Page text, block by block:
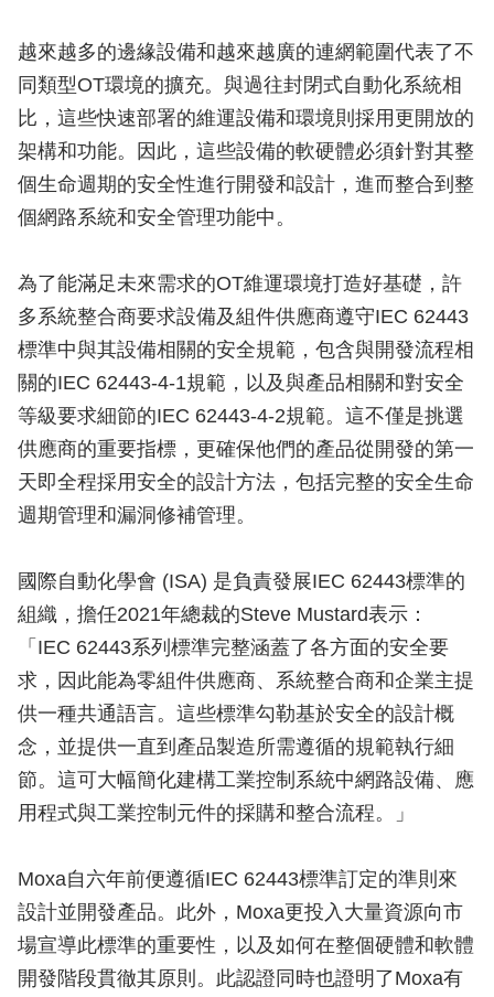
越來越多的邊緣設備和越來越廣的連網範圍代表了不
同類型OT環境的擴充。與過往封閉式自動化系統相
比，這些快速部署的維運設備和環境則採用更開放的
架構和功能。因此，這些設備的軟硬體必須針對其整
個生命週期的安全性進行開發和設計，進而整合到整
個網路系統和安全管理功能中。
為了能滿足未來需求的OT維運環境打造好基礎，許
多系統整合商要求設備及組件供應商遵守IEC 62443
標準中與其設備相關的安全規範，包含與開發流程相
關的IEC 62443-4-1規範，以及與產品相關和對安全
等級要求細節的IEC 62443-4-2規範。這不僅是挑選
供應商的重要指標，更確保他們的產品從開發的第一
天即全程採用安全的設計方法，包括完整的安全生命
週期管理和漏洞修補管理。
國際自動化學會 (ISA) 是負責發展IEC 62443標準的
組織，擔任2021年總裁的Steve Mustard表示：
「IEC 62443系列標準完整涵蓋了各方面的安全要
求，因此能為零組件供應商、系統整合商和企業主提
供一種共通語言。這些標準勾勒基於安全的設計概
念，並提供一直到產品製造所需遵循的規範執行細
節。這可大幅簡化建構工業控制系統中網路設備、應
用程式與工業控制元件的採購和整合流程。」
Moxa自六年前便遵循IEC 62443標準訂定的準則來
設計並開發產品。此外，Moxa更投入大量資源向市
場宣導此標準的重要性，以及如何在整個硬體和軟體
開發階段貫徹其原則。此認證同時也證明了Moxa有